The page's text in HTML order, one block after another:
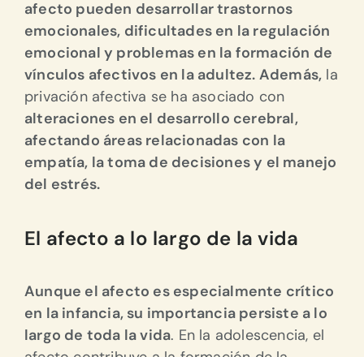
afecto pueden desarrollar trastornos
emocionales, dificultades en la regulación
emocional y problemas en la formación de
vínculos afectivos en la adultez. Además, la
privación afectiva se ha asociado con
alteraciones en el desarrollo cerebral,
afectando áreas relacionadas con la
empatía, la toma de decisiones y el manejo
del estrés.
El afecto a lo largo de la vida
Aunque el afecto es especialmente crítico
en la infancia, su importancia persiste a lo
largo de toda la vida. En la adolescencia, el